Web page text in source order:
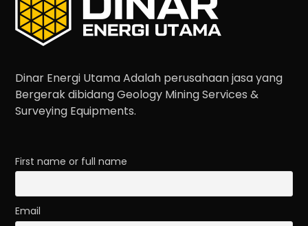
Dinar Energi Utama Adalah perusahaan jasa yang
Bergerak dibidang Geology Mining Services &
Surveying Equipments.
First name or full name
Email